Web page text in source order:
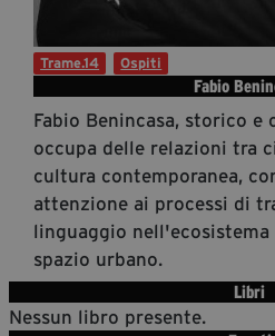
Diventa Partner
Fondazione Trame
Chi Siamo
Civico Trame
#Trameascuola
Fabio
Fabio Benincasa, storico e
occupa delle relazioni tra
cultura contemporanea,
attenzione ai processi di
linguaggio
spazio urbano.
Trame.14 Ospiti
Libri
Nessun libro presente.